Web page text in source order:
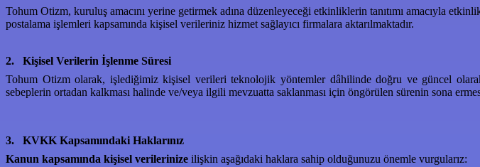
Tohum Otizm, kuruluş amacını yerine getirmek adına düzenleyeceği etkinliklerin tanıtımı amacıyla
postalama işlemleri kapsamında kişisel verileriniz hizmet sağlayıcı firmalara aktarılmaktadır.
2.
Kişisel Verilerin İşlenme Süresi
Tohum Otizm olarak, işlediğimiz kişisel verileri teknolojik yöntemler dâhilinde doğru ve güncel
sebeplerin ortadan kalkması halinde ve/veya ilgili mevzuatta saklanması için öngörülen sürenin sona
3.
KVKK Kapsamındaki Haklarınız
Kanun kapsamında kişisel verilerinize ilişkin aşağıdaki haklara sahip olduğunuzu önemle vurgularız: